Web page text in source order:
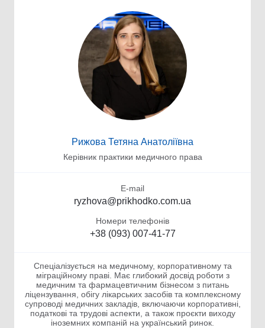
Рижова Тетяна Анатоліївна
Керівник практики медичного права
E-mail
ryzhova@prikhodko.com.ua
Номери телефонів
+38 (093) 007-41-77
Спеціалізується на медичному, корпоративному та
міграційному праві. Має глибокий досвід роботи з
медичним та фармацевтичним бізнесом з питань
ліцензування, обігу лікарських засобів та комплексному
супроводі медичних закладів, включаючи корпоративні,
податкові та трудові аспекти, а також проєкти виходу
іноземних компаній на український ринок.